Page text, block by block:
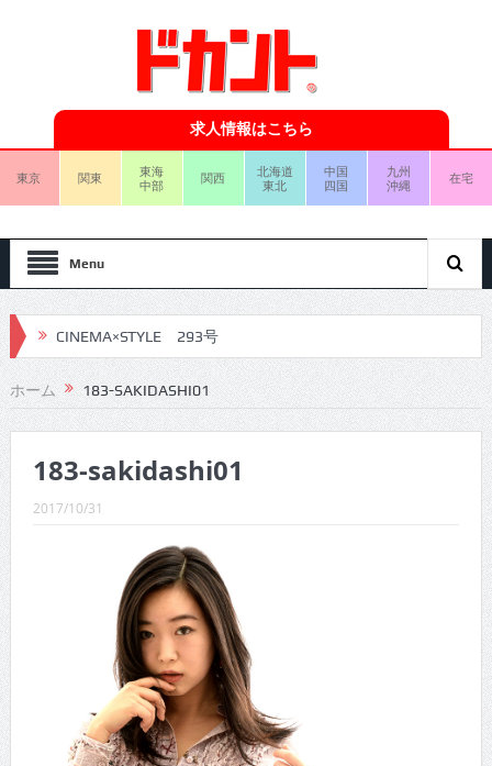
求人情報はこちら
東京 関東
東海
中部
関西
北海道
東北
中国
四国
九州
沖縄
在宅
Menu
CINEMA×STYLE 293号
CINEMA×STYLE 292号
CINEMA×STYLE 291号
CINEMA×STYLE 290号
CINEMA×STYLE 289号
CINEMA×STYLE 288号
CINEMA×STYLE 287号
CINEMA×STYLE 286号
CINEMA×STYLE 285号
CINEMA×STYLE 294号
ホーム 183-SAKIDASHI01
183-sakidashi01
2017/10/31